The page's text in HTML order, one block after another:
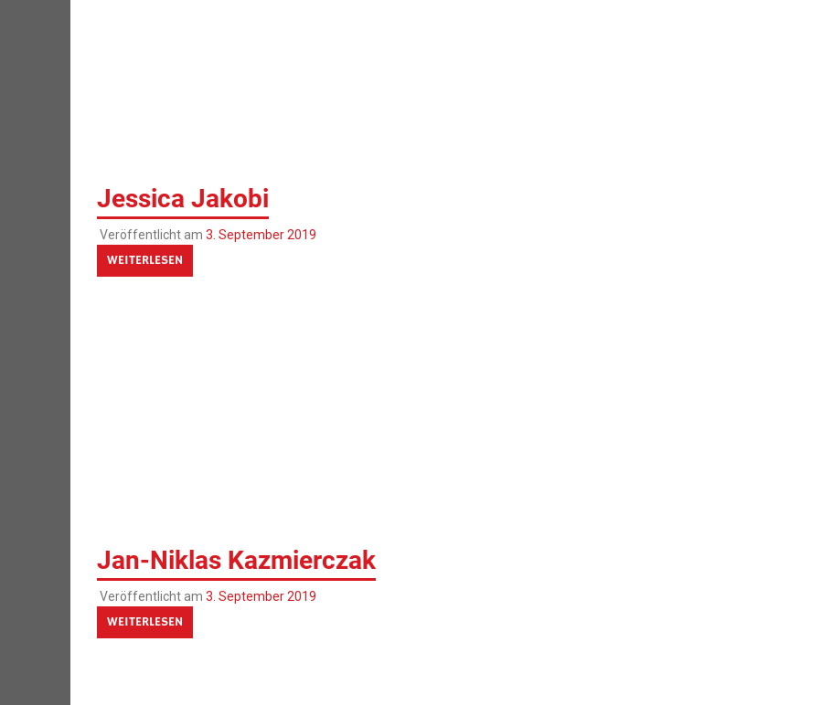
Jessica Jakobi
Veröffentlicht am 3. September 2019
WEITERLESEN
Jan-Niklas Kazmierczak
Veröffentlicht am 3. September 2019
WEITERLESEN